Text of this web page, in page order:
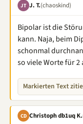
JT J. T.(chaoskind)
Bipolar ist die
kann. Naja, beim
schonmal
so viele Worte für 2
Markierten Text
CD Christoph db1uq K.